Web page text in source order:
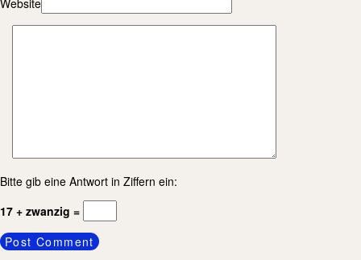
Bitte gib eine Antwort in Ziffern ein:
17 + zwanzig =